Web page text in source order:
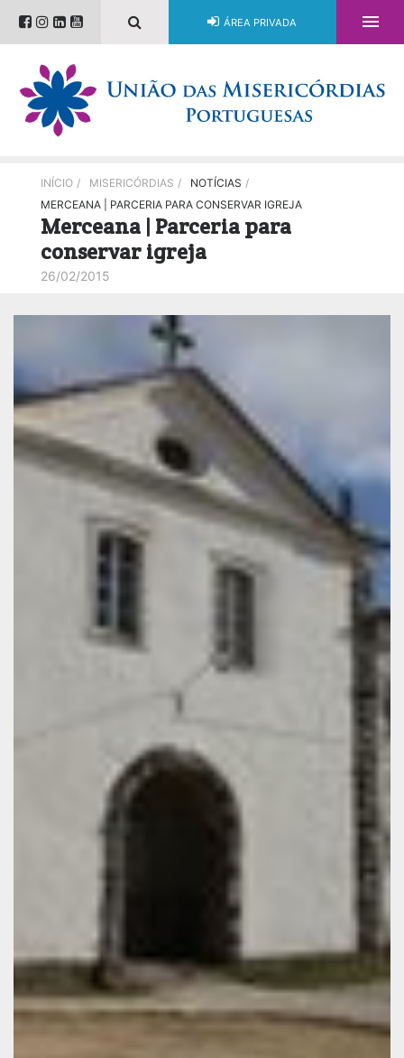
ÁREA PRIVADA 
INÍCIO / MISERICÓRDIAS / NOTÍCIAS /
MERCEANA | PARCERIA PARA CONSERVAR IGREJA
Merceana | Parceria para
conservar igreja
26/02/2015